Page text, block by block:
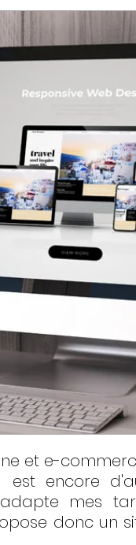
et e-
est encore
mes
donc un